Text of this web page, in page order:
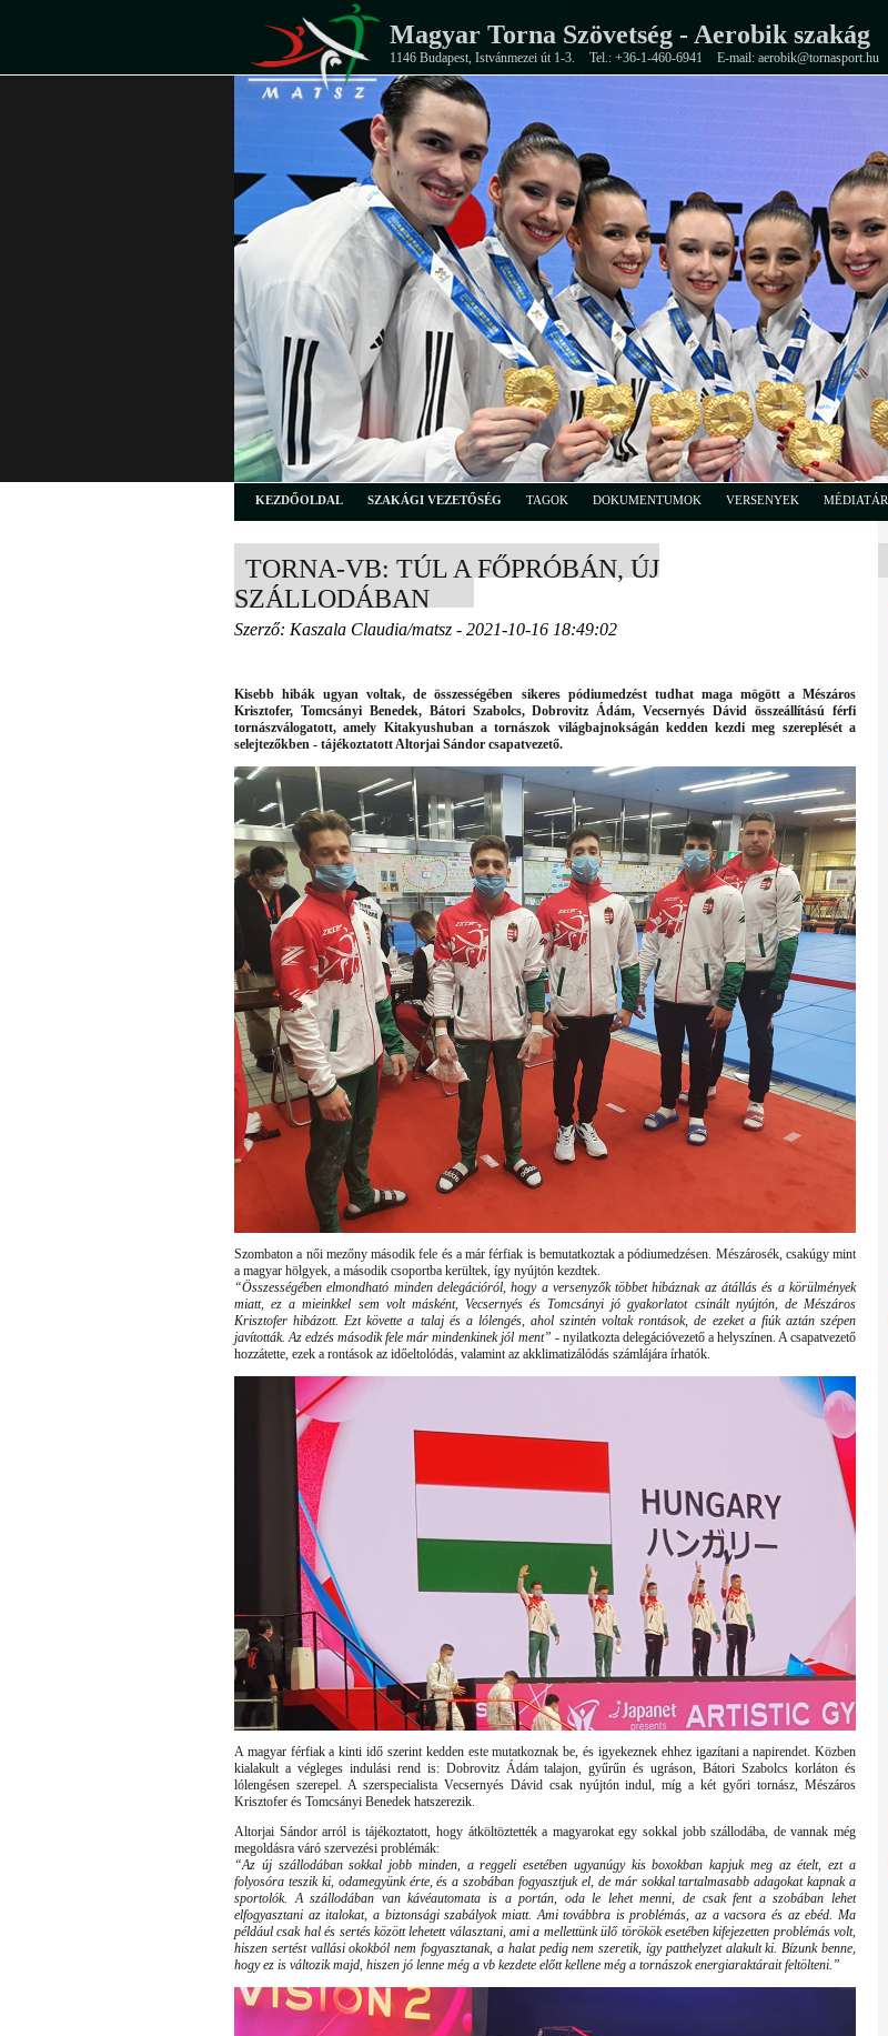
Magyar Torna Szövetség - Aerobik szakág
1146 Budapest, Istvánmezei út 1-3. Tel.: +36-1-460-6941 E-mail: aerobik@tornasport.hu
KEZDŐOLDAL SZAKÁGI VEZETŐSÉG TAGOK DOKUMENTUMOK VERSENYEK MÉDIATÁR
TORNA-VB: TÚL A FŐPRÓBÁN, ÚJ
SZÁLLODÁBAN
Szerző: Kaszala Claudia/matsz - 2021-10-16 18:49:02
Kisebb hibák ugyan voltak, de összességében sikeres pódiumedzést tudhat maga mögött a Mészáros
Krisztofer, Tomcsányi Benedek, Bátori Szabolcs, Dobrovitz Ádám, Vecsernyés Dávid összeállítású férfi
tornászválogatott, amely Kitakyushuban a tornászok világbajnokságán kedden kezdi meg szereplését a
selejtezőkben - tájékoztatott Altorjai Sándor csapatvezető.
Szombaton a női mezőny második fele és a már férfiak is bemutatkoztak a pódiumedzésen. Mészárosék, csakúgy mint
a magyar hölgyek, a második csoportba kerültek, így nyújtón kezdtek.
“Összességében elmondható minden delegációról, hogy a versenyzők többet hibáznak az átállás és a körülmények
miatt, ez a mieinkkel sem volt másként, Vecsernyés és Tomcsányi jó gyakorlatot csinált nyújtón, de Mészáros
Krisztofer hibázott. Ezt követte a talaj és a lólengés, ahol szintén voltak rontások, de ezeket a fiúk aztán szépen
javították. Az edzés második fele már mindenkinek jól ment” - nyilatkozta delegációvezető a helyszínen. A csapatvezető
hozzátette, ezek a rontások az időeltolódás, valamint az akklimatizálódás számlájára írhatók.
A magyar férfiak a kinti idő szerint kedden este mutatkoznak be, és igyekeznek ehhez igazítani a napirendet. Közben
kialakult a végleges indulási rend is: Dobrovitz Ádám talajon, gyűrűn és ugráson, Bátori Szabolcs korláton és
lólengésen szerepel. A szerspecialista Vecsernyés Dávid csak nyújtón indul, míg a két győri tornász, Mészáros
Krisztofer és Tomcsányi Benedek hatszerezik.
Altorjai Sándor arról is tájékoztatott, hogy átköltöztették a magyarokat egy sokkal jobb szállodába, de vannak még
megoldásra váró szervezési problémák:
“Az új szállodában sokkal jobb minden, a reggeli esetében ugyanúgy kis boxokban kapjuk meg az ételt, ezt a
folyosóra teszik ki, odamegyünk érte, és a szobában fogyasztjuk el, de már sokkal tartalmasabb adagokat kapnak a
sportolók. A szállodában van kávéautomata is a portán, oda le lehet menni, de csak fent a szobában lehet
elfogyasztani az italokat, a biztonsági szabályok miatt. Ami továbbra is problémás, az a vacsora és az ebéd. Ma
például csak hal és sertés között lehetett választani, ami a mellettünk ülő törökök esetében kifejezetten problémás volt,
hiszen sertést vallási okokból nem fogyasztanak, a halat pedig nem szeretik, így patthelyzet alakult ki. Bízunk benne,
hogy ez is változik majd, hiszen jó lenne még a vb kezdete előtt kellene még a tornászok energiaraktárait feltölteni.”